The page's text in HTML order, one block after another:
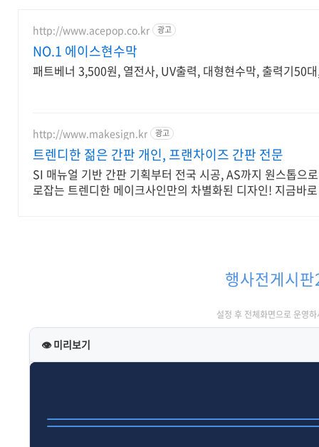
http://www.acepop.co.kr 광고
NO.1 에이스현수막
패트베너 3,500원, 열전사, UV출력, 대형현수막, 출력기50
http://www.makesign.kr 광고
트렌디한 젊은 간판 개인, 프랜차이즈 간판 전문
SI 매뉴얼 기반 간판 기획부터 전국 시공, AS까지 원스톱으
로잡는 트렌디한 메이크사인만의 차별화된 디자인! 지금바
행사전게시
설정 후 전체화면으로 운영하
👁 미리보기